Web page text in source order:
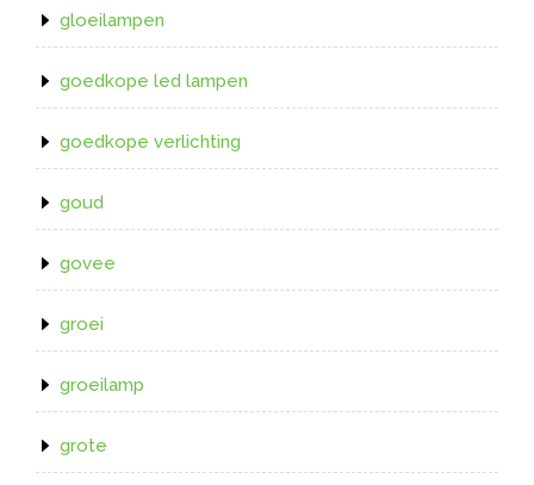
gloeilampen
goedkope led lampen
goedkope verlichting
goud
govee
groei
groeilamp
grote